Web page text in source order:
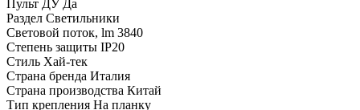
Пульт ДУ Да
Раздел Светильники
Световой поток, lm 3840
Степень защиты IP20
Стиль Хай-тек
Страна бренда Италия
Страна производства Китай
Тип крепления На планку